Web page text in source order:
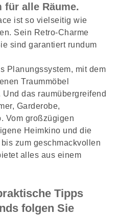
für alle Räume.
ist so vielseitig wie
Sein Retro-Charme
sind garantiert rundum
Planungssystem, mit dem
Traummöbel
das raumübergreifend
Garderobe,
Vom großzügigen
Heimkino und die
zum geschmackvollen
alles aus einem
Tipps
folgen Sie